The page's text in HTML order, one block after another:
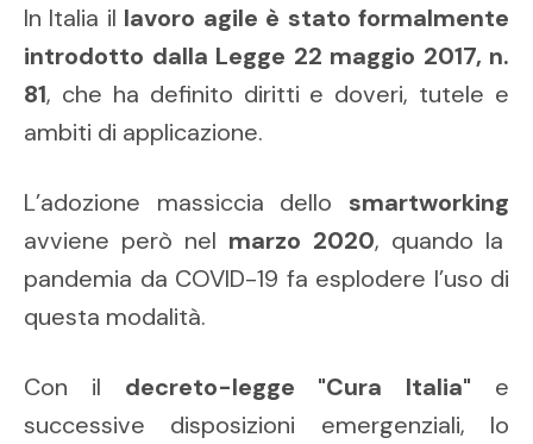
In Italia il lavoro agile è stato formalmente
introdotto dalla Legge 22 maggio 2017, n.
81, che ha definito diritti e doveri, tutele e
ambiti di applicazione.
L’adozione massiccia dello smartworking
avviene però nel marzo 2020, quando la
pandemia da COVID-19 fa esplodere l’uso di
questa modalità.
Con il decreto-legge "Cura Italia" e
successive disposizioni emergenziali, lo